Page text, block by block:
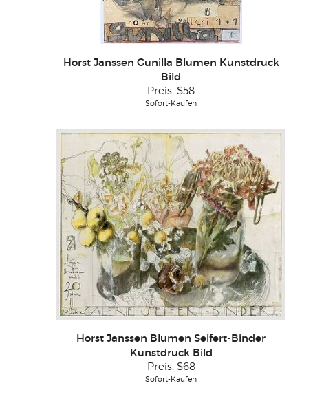
Horst Janssen Gunilla Blumen Kunstdruck
Bild
Preis:$58
Sofort-Kaufen
Horst Janssen Blumen Seifert-Binder
Kunstdruck Bild
Preis: $68
Sofort-Kaufen